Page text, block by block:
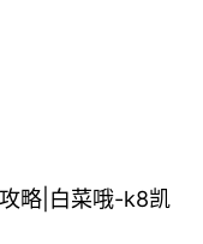
略|白菜哦-k8凯